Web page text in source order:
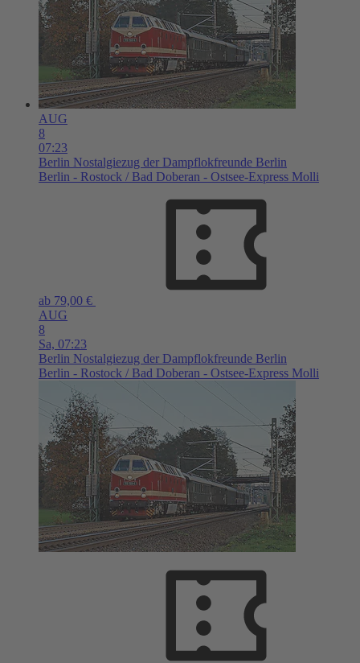
AUG
8
07:23
Berlin Nostalgiezug der Dampflokfreunde Berlin
Berlin - Rostock / Bad Doberan - Ostsee-Express Molli
ab 79,00 €
AUG
8
Sa, 07:23
Berlin Nostalgiezug der Dampflokfreunde Berlin
Berlin - Rostock / Bad Doberan - Ostsee-Express Molli